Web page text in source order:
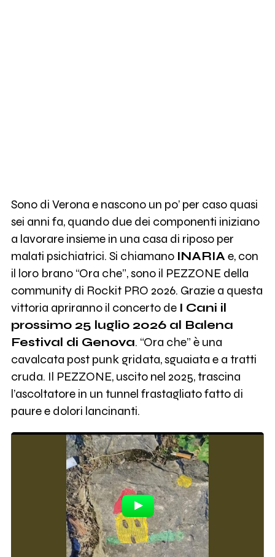
Sono di Verona e nascono un po’ per caso quasi
sei anni fa, quando due dei componenti iniziano
a lavorare insieme in una casa di riposo per
malati psichiatrici. Si chiamano INARIA e, con
il loro brano “Ora che”, sono il PEZZONE della
community di Rockit PRO 2026. Grazie a questa
vittoria apriranno il concerto de I Cani il
prossimo 25 luglio 2026 al Balena
Festival di Genova. “Ora che” è una
cavalcata post punk gridata, sguaiata e a tratti
cruda. Il PEZZONE, uscito nel 2025, trascina
l’ascoltatore in un tunnel frastagliato fatto di
paure e dolori lancinanti.